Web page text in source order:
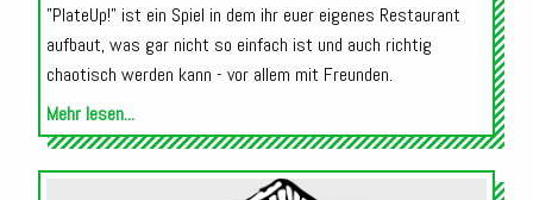
"PlateUp!" ist ein Spiel in dem ihr euer eigenes Restaurant
aufbaut, was gar nicht so einfach ist und auch richtig
chaotisch werden kann - vor allem mit Freunden.
Mehr lesen...
Audio-